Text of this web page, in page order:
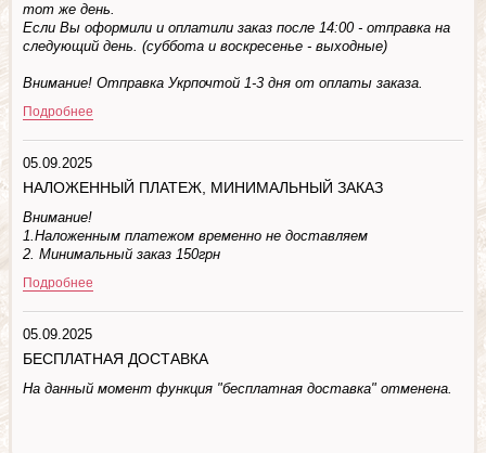
тот же день.
Если Вы оформили и оплатили заказ после 14:00 - отправка на
следующий день. (суббота и воскресенье - выходные)
Внимание! Отправка Укрпочтой 1-3 дня от оплаты заказа.
Подробнее
05.09.2025
НАЛОЖЕННЫЙ ПЛАТЕЖ, МИНИМАЛЬНЫЙ ЗАКАЗ
Внимание!
1.Наложенным платежом временно не доставляем
2. Минимальный заказ 150грн
Подробнее
05.09.2025
БЕСПЛАТНАЯ ДОСТАВКА
На данный момент функция "бесплатная доставка" отменена.